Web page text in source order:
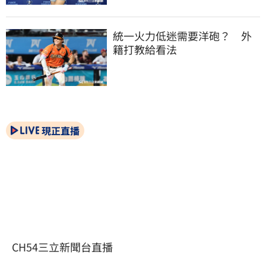
統一火力低迷需要洋砲？　外
籍打教給看法
現正直播
CH54三立新聞台直播